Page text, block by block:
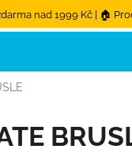
nad 1999 Kč | 🏠